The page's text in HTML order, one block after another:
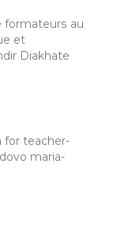
formateurs au
et
Diakhate
for teacher-
maria-